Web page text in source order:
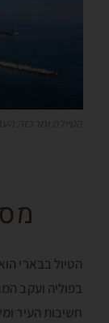
הטיול בבארי
בפוליה ועקב
חשיבות העיר